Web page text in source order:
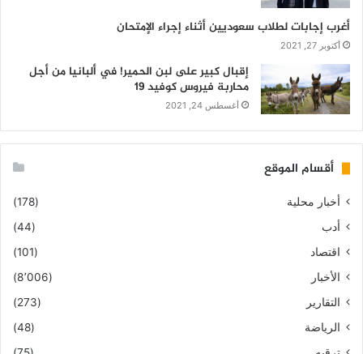
أغرب إجابات لطلاب سعوديين أثناء إجراء الإمتحان
أكتوبر 27, 2021
إقبال كبير على لبن الحمير! في ألبانيا من أجل
محاربة فيروس كوفيد 19
أغسطس 24, 2021
أقسام الموقع
أخبار محلية
(178)
أدب
(44)
اقتصاد
(101)
الأخبار
(8٬006)
التقارير
(273)
الرياضة
(48)